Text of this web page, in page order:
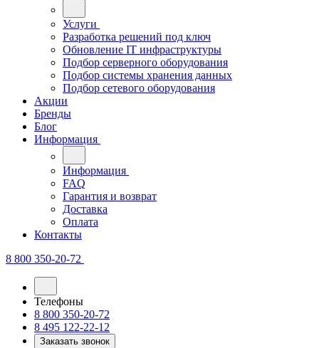
Услуги
Разработка решений под ключ
Обновление IT инфраструктуры
Подбор серверного оборудования
Подбор системы хранения данных
Подбор сетевого оборудования
Акции
Бренды
Блог
Информация
Информация
FAQ
Гарантия и возврат
Доставка
Оплата
Контакты
8 800 350-20-72
Телефоны
8 800 350-20-72
8 495 122-22-12
Заказать звонок